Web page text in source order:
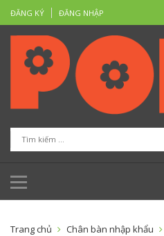
ĐĂNG KÝ ĐĂNG NHẬP
Trang chủ
Chân bàn nhập khẩu